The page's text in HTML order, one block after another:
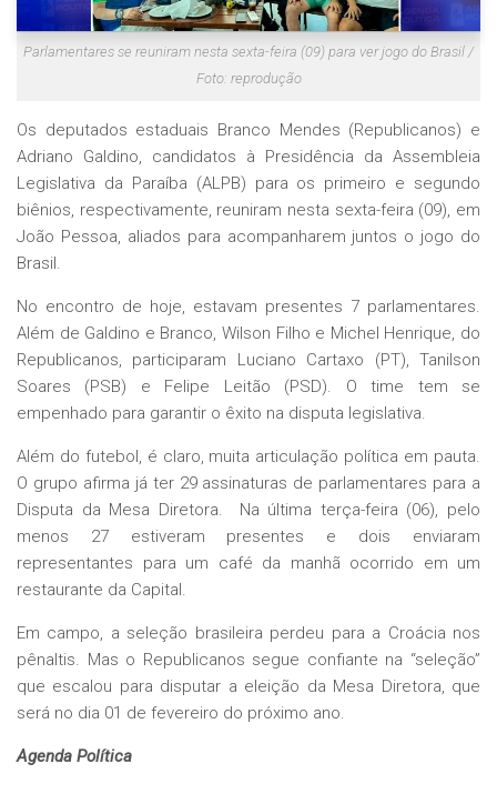
Parlamentares se reuniram nesta sexta-feira (09) para ver jogo do Brasil /
Foto: reprodução
Os deputados estaduais Branco Mendes (Republicanos) e
Adriano Galdino, candidatos à Presidência da Assembleia
Legislativa da Paraíba (ALPB) para os primeiro e segundo
biênios, respectivamente, reuniram nesta sexta-feira (09), em
João Pessoa, aliados para acompanharem juntos o jogo do
Brasil.
No encontro de hoje, estavam presentes 7 parlamentares.
Além de Galdino e Branco, Wilson Filho e Michel Henrique, do
Republicanos, participaram Luciano Cartaxo (PT), Tanilson
Soares (PSB) e Felipe Leitão (PSD). O time tem se
empenhado para garantir o êxito na disputa legislativa.
Além do futebol, é claro, muita articulação política em pauta.
O grupo afirma já ter 29 assinaturas de parlamentares para a
Disputa da Mesa Diretora. Na última terça-feira (06), pelo
menos 27 estiveram presentes e dois enviaram
representantes para um café da manhã ocorrido em um
restaurante da Capital.
Em campo, a seleção brasileira perdeu para a Croácia nos
pênaltis. Mas o Republicanos segue confiante na “seleção”
que escalou para disputar a eleição da Mesa Diretora, que
será no dia 01 de fevereiro do próximo ano.
Agenda Política